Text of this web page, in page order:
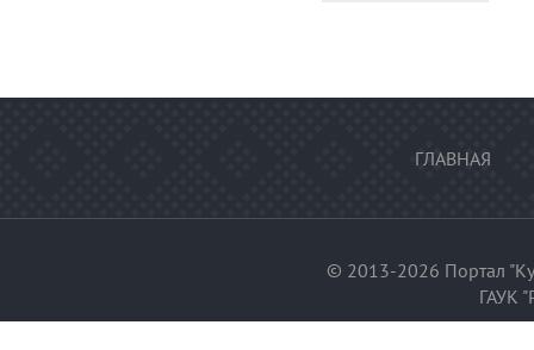
ГЛАВНАЯ
© 2013-2026 Портал
ГАУК